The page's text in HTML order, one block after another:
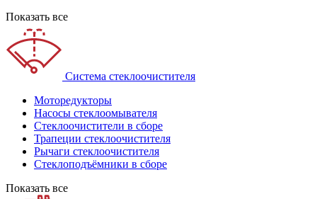
Показать все
Система стеклоочистителя
Моторедукторы
Насосы стеклоомывателя
Стеклоочистители в сборе
Трапеции стеклоочистителя
Рычаги стеклоочистителя
Стеклоподъёмники в сборе
Показать все